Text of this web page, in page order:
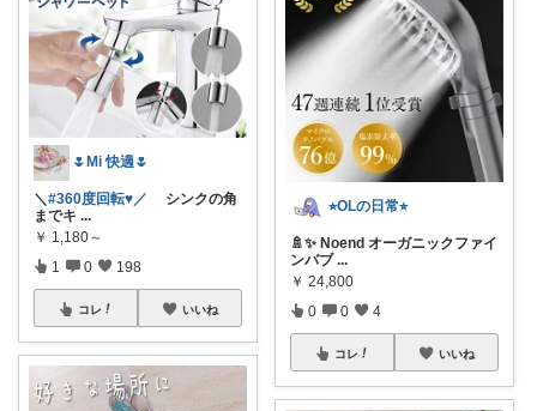
🌷Mi 快適🌷
＼#360度回転♥️／ シンクの角
までキ ...
￥ 1,180～
1 0 198
コレ いいね
⭐︎OLの日常⭐︎
🚿✨ Noend オーガニックファイ
ンバブ ...
￥ 24,800
0 0 4
コレ いいね